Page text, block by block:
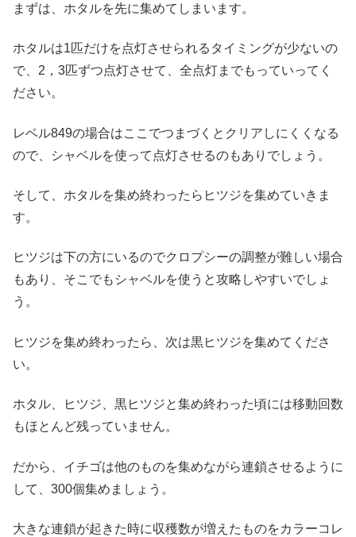
まずは、ホタルを先に集めてしまいます。
ホタルは1匹だけを点灯させられるタイミングが少ないの
で、2，3匹ずつ点灯させて、全点灯までもっていってく
ださい。
レベル849の場合はここでつまづくとクリアしにくくなる
ので、シャベルを使って点灯させるのもありでしょう。
そして、ホタルを集め終わったらヒツジを集めていきま
す。
ヒツジは下の方にいるのでクロプシーの調整が難しい場合
もあり、そこでもシャベルを使うと攻略しやすいでしょ
う。
ヒツジを集め終わったら、次は黒ヒツジを集めてくださ
い。
ホタル、ヒツジ、黒ヒツジと集め終わった頃には移動回数
もほとんど残っていません。
だから、イチゴは他のものを集めながら連鎖させるように
して、300個集めましょう。
大きな連鎖が起きた時に収穫数が増えたものをカラーコレ